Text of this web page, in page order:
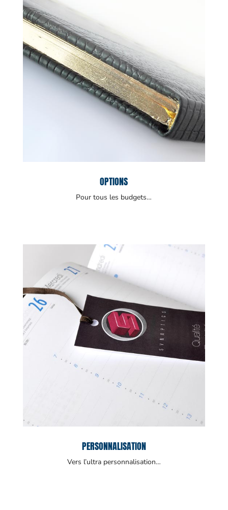
OPTIONS
Pour tous les budgets…
PERSONNALISATION
Vers l’ultra personnalisation…